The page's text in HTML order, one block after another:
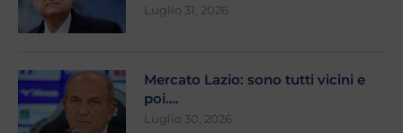
Luglio 31, 2026
Mercato Lazio: sono tutti vicini e
poi….
Luglio 30, 2026